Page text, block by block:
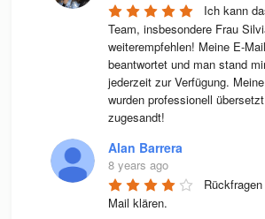
Ich kann
Team, insbesondere Frau
weiterempfehlen! Meine E-
beantwortet und man stand
jederzeit zur Verfügung.
wurden professionell
zugesandt!
Alan Barrera
8 years ago
Mail klären.